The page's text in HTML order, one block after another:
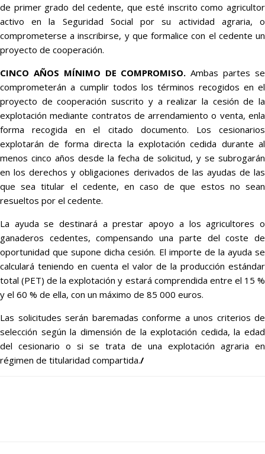
de primer grado del cedente, que esté inscrito como agricultor
activo en la Seguridad Social por su actividad agraria, o
comprometerse a inscribirse, y que formalice con el cedente un
proyecto de cooperación.
CINCO AÑOS MÍNIMO DE COMPROMISO.Ambas partes se
comprometerán a cumplir todos los términos recogidos en el
proyecto de cooperación suscrito y a realizar la cesión de la
explotación mediante contratos de arrendamiento o venta, enla
forma recogida en el citado documento. Los cesionarios
explotarán de forma directa la explotación cedida durante al
menos cinco años desde la fecha de solicitud, y se subrogarán
en los derechos y obligaciones derivados de las ayudas de las
que sea titular el cedente, en caso de que estos no sean
resueltos por el cedente.
La ayuda se destinará a prestar apoyo a los agricultores o
ganaderos cedentes, compensando una parte del coste de
oportunidad que supone dicha cesión. El importe de la ayuda se
calculará teniendo en cuenta el valor de la producción estándar
total (PET) de la explotación y estará comprendida entre el 15 %
y el 60 % de ella, con un máximo de 85 000 euros.
Las solicitudes serán baremadas conforme a unos criterios de
selección según la dimensión de la explotación cedida, la edad
del cesionario o si se trata de una explotación agraria en
régimen de titularidad compartida./